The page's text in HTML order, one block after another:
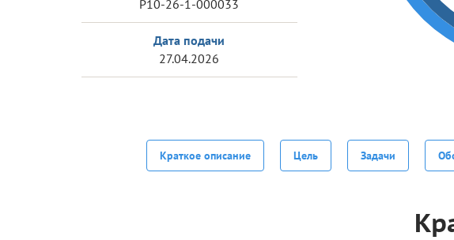
Р10-26-1-000033
Дата подачи
27.04.2026
Краткое описание Цель Задачи